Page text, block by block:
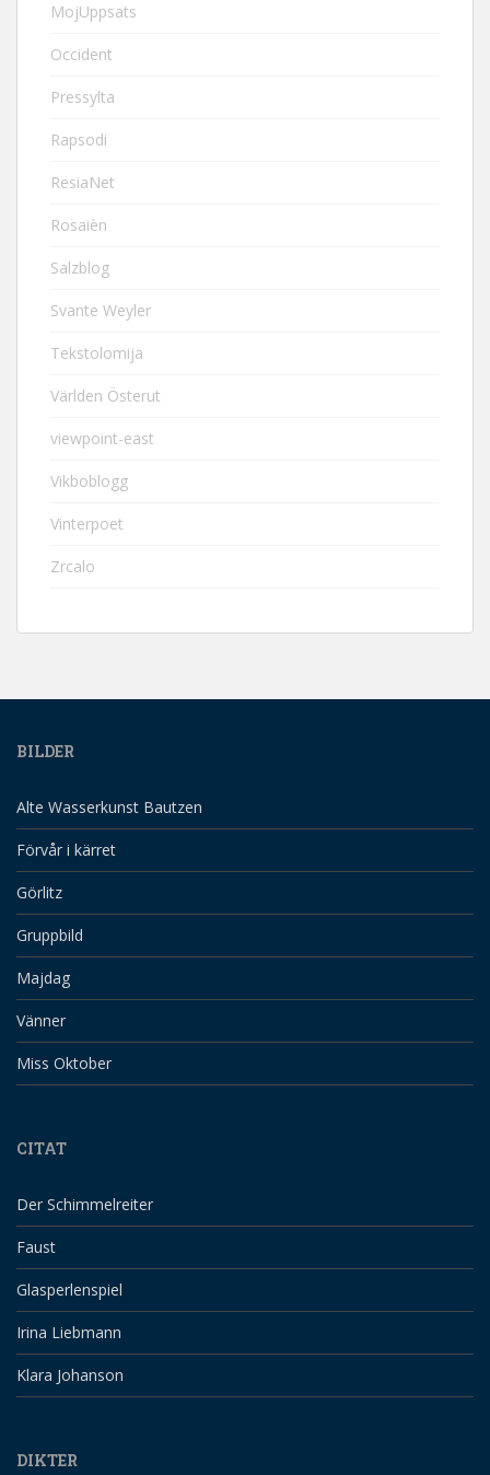
MojUppsats
Occident
Pressylta
Rapsodi
ResiaNet
Rosaièn
Salzblog
Svante Weyler
Tekstolomija
Världen Österut
viewpoint-east
Vikboblogg
Vinterpoet
Zrcalo
BILDER
Alte Wasserkunst Bautzen
Förvår i kärret
Görlitz
Gruppbild
Majdag
Vänner
Miss Oktober
CITAT
Der Schimmelreiter
Faust
Glasperlenspiel
Irina Liebmann
Klara Johanson
DIKTER